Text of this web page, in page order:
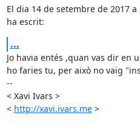
El dia 14 de setembre de 2017
ha escrit:
...
Jo havia entés ,quan vas dir en
ho faries tu, per això no vaig
--
< Xavi Ivars >
< http://xavi.ivars.me >